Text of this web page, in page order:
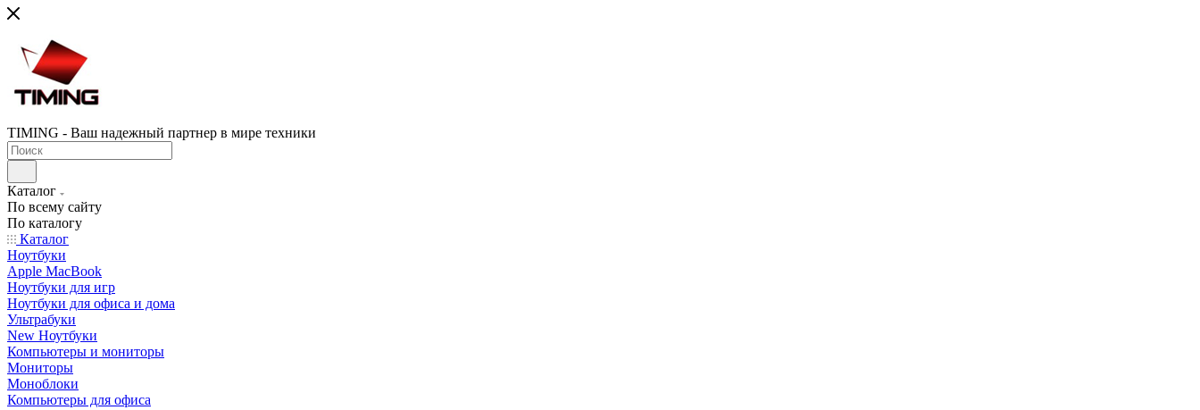
TIMING - Ваш надежный партнер в мире техники
Каталог
По всему сайту
По каталогу
Каталог
Ноутбуки
Apple MacBook
Ноутбуки для игр
Ноутбуки для офиса и дома
Ультрабуки
New Ноутбуки
Компьютеры и мониторы
Мониторы
Моноблоки
Компьютеры для офиса